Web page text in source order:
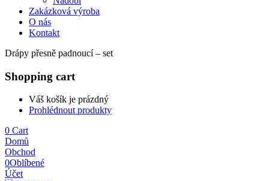
Zakázková výroba
O nás
Kontakt
Drápy přesně padnoucí – set
Shopping cart
Váš košík je prázdný
Prohlédnout produkty
0 Cart
Domů
Obchod
0Oblíbené
Účet